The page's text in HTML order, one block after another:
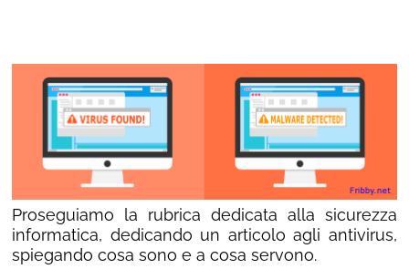
Proseguiamo la rubrica dedicata alla sicurezza
informatica, dedicando un articolo agli antivirus,
spiegando cosa sono e a cosa servono.